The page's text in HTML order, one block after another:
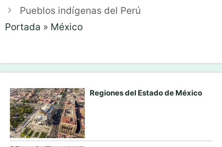
Pueblos indígenas del Perú
Portada » México
Regiones del Estado de México